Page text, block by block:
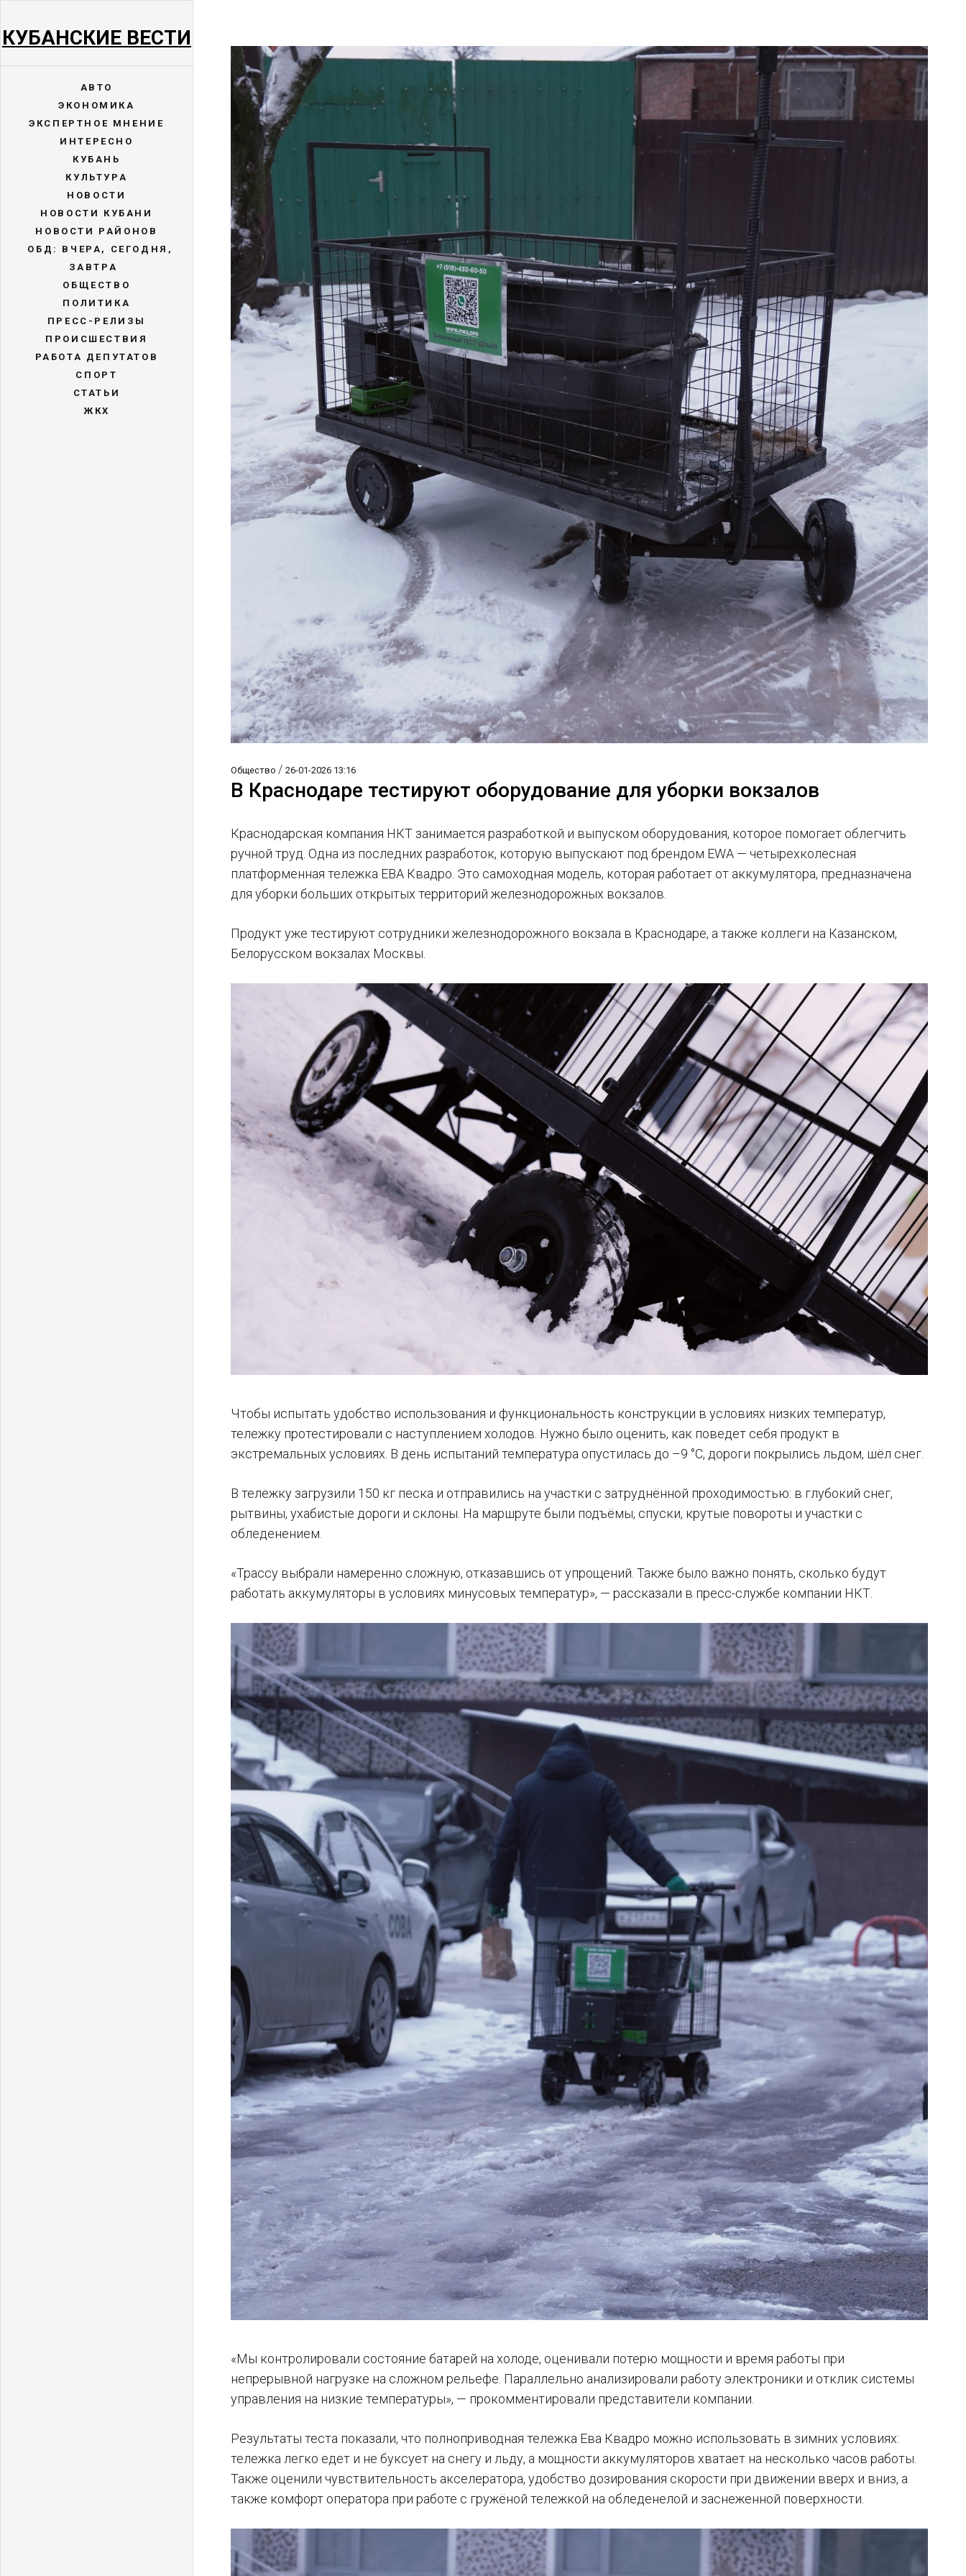
КУБАНСКИЕ ВЕСТИ
АВТО
ЭКОНОМИКА
ЭКСПЕРТНОЕ МНЕНИЕ
ИНТЕРЕСНО
КУБАНЬ
КУЛЬТУРА
НОВОСТИ
НОВОСТИ КУБАНИ
НОВОСТИ РАЙОНОВ
ОБД: ВЧЕРА, СЕГОДНЯ,
ЗАВТРА
ОБЩЕСТВО
ПОЛИТИКА
ПРЕСС-РЕЛИЗЫ
ПРОИСШЕСТВИЯ
РАБОТА ДЕПУТАТОВ
СПОРТ
СТАТЬИ
ЖКХ
Общество /26-01-2026 13:16
В Краснодаре тестируют оборудование для уборки вокзалов
Краснодарская компания НКТ занимается разработкой и выпуском оборудования, которое помогает облегчить
ручной труд. Одна из последних разработок, которую выпускают под брендом EWA — четырехколесная
платформенная тележка ЕВА Квадро. Это самоходная модель, которая работает от аккумулятора, предназначена
для уборки больших открытых территорий железнодорожных вокзалов.
Продукт уже тестируют сотрудники железнодорожного вокзала в Краснодаре, а также коллеги на Казанском,
Белорусском вокзалах Москвы.
Чтобы испытать удобство использования и функциональность конструкции в условиях низких температур,
тележку протестировали с наступлением холодов. Нужно было оценить, как поведет себя продукт в
экстремальных условиях. В день испытаний температура опустилась до –9 °C, дороги покрылись льдом, шёл снег.
В тележку загрузили 150 кг песка и отправились на участки с затруднённой проходимостью: в глубокий снег,
рытвины, ухабистые дороги и склоны. На маршруте были подъёмы, спуски, крутые повороты и участки с
обледенением.
«Трассу выбрали намеренно сложную, отказавшись от упрощений. Также было важно понять, сколько будут
работать аккумуляторы в условиях минусовых температур», — рассказали в пресс-службе компании НКТ.
«Мы контролировали состояние батарей на холоде, оценивали потерю мощности и время работы при
непрерывной нагрузке на сложном рельефе. Параллельно анализировали работу электроники и отклик системы
управления на низкие температуры», — прокомментировали представители компании.
Результаты теста показали, что полноприводная тележка Ева Квадро можно использовать в зимних условиях:
тележка легко едет и не буксует на снегу и льду, а мощности аккумуляторов хватает на несколько часов работы.
Также оценили чувствительность акселератора, удобство дозирования скорости при движении вверх и вниз, а
также комфорт оператора при работе с гружёной тележкой на обледенелой и заснеженной поверхности.